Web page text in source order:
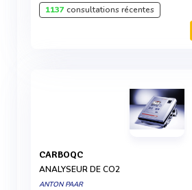
1137consultations récentes
CARBOQC
ANALYSEUR DE CO2
ANTON PAAR